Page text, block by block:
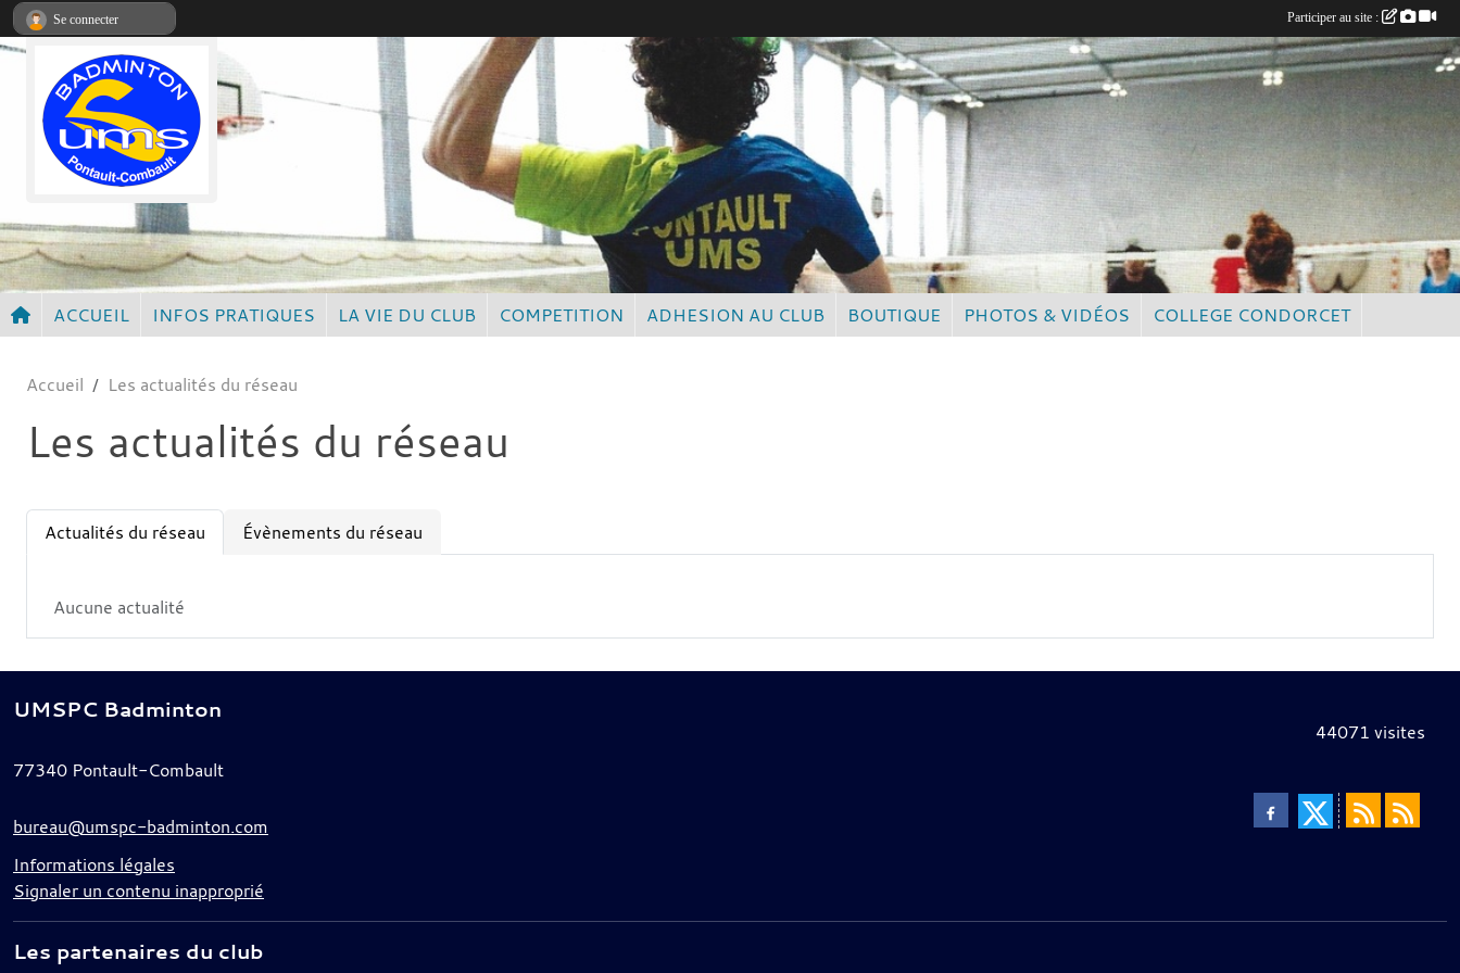
ACCUEIL INFOS PRATIQUES LA VIE DU CLUB COMPETITION ADHESION AU CLUB BOUTIQUE PHOTOS & VIDÉOS COLLEGE CONDORCET
Accueil Les actualités du réseau
Les actualités du réseau
Actualités du réseau Évènements du réseau
Aucune actualité
UMSPC Badminton
77340 Pontault-Combault
bureau@umspc-badminton.com
Informations légales
Signaler un contenu inapproprié
44071 visites
Les partenaires du club
Se connecter Participer au site :
Panneau de gestion des cookies